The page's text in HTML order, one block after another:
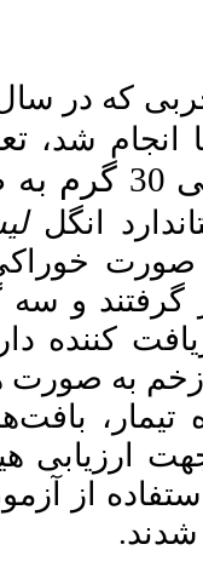
در این مطالعه تجربی که در سال 1398 در دانشکده
تعداد 36 سر موش
در 6
ماژور
در 5
موضعی تحت
به عنوان
بودند.
ارزیابی شد
پوست اطراف
اخذ
آماری تحلیل